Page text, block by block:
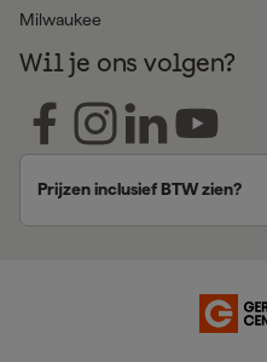
Milwaukee
Wil je ons volgen?
Prijzen inclusief BTW zien?